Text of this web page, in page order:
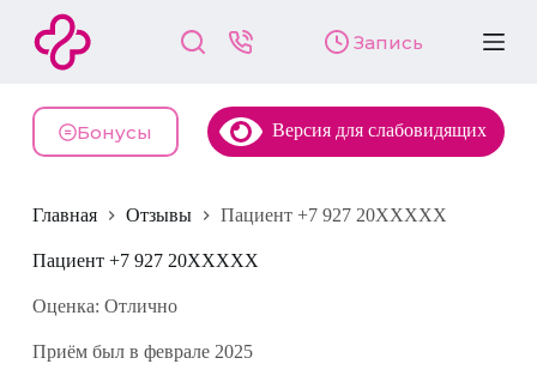
й
и
у
и
Запись
Бонусы Версия для слабовидящих
Главная Отзывы Пациент +7 927 20XXXXX
Пациент +7 927 20XXXXX
Оценка: Отлично
Приём был в феврале 2025